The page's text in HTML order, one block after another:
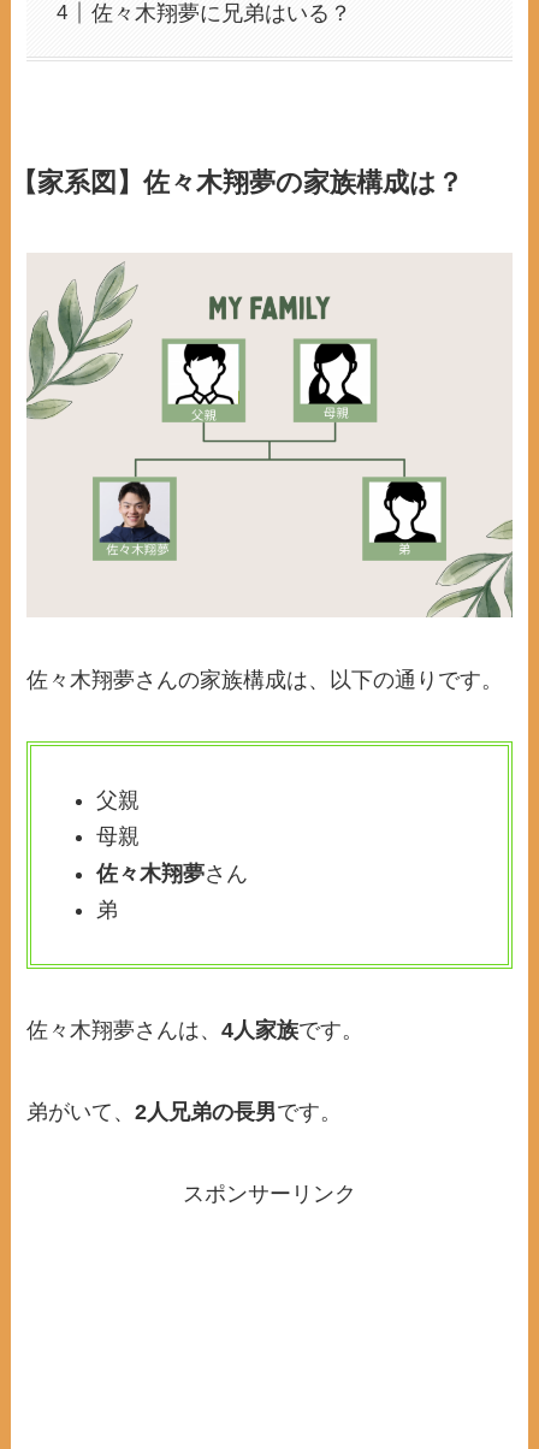
佐々木翔夢に兄弟はいる？
【家系図】佐々木翔夢の家族構成は？
佐々木翔夢さんの家族構成は、以下の通りです。
父親
母親
佐々木翔夢さん
弟
佐々木翔夢さんは、4人家族です。
弟がいて、2人兄弟の長男です。
スポンサーリンク